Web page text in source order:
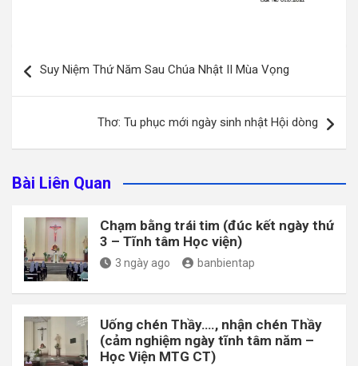
hướng
Suy Niệm Thứ Năm Sau Chúa Nhật II Mùa Vọng
Thơ: Tu phục mới ngày sinh nhật Hội dòng
Bài Liên Quan
Chạm bằng trái tim (đúc kết ngày thứ
3 – Tĩnh tâm Học viện)
3 ngày ago banbientap
Uống chén Thầy…., nhận chén Thầy
(cảm nghiệm ngày tĩnh tâm năm –
Học Viện MTG CT)